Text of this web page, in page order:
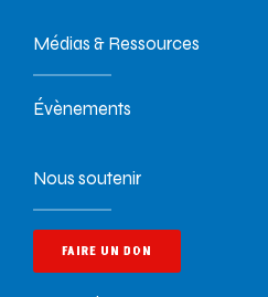
Médias & Ressources
Évènements
Nous soutenir
FAIRE UN DON